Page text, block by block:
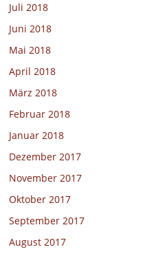
Juli 2018
Juni 2018
Mai 2018
April 2018
März 2018
Februar 2018
Januar 2018
Dezember 2017
November 2017
Oktober 2017
September 2017
August 2017